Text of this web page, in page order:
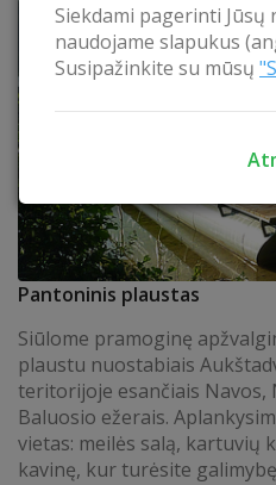
Siekdami pagerinti Jūsų
naudojame slapukus
Susipažinkite su mūsų
Pantoninis plaustas
Siūlome pramoginę
plaustu nuostabiais
teritorijoje esančiais Navos,
Baluosio ežerais.
vietas: meilės salą, kartuvių
kavinę, kur turėsite